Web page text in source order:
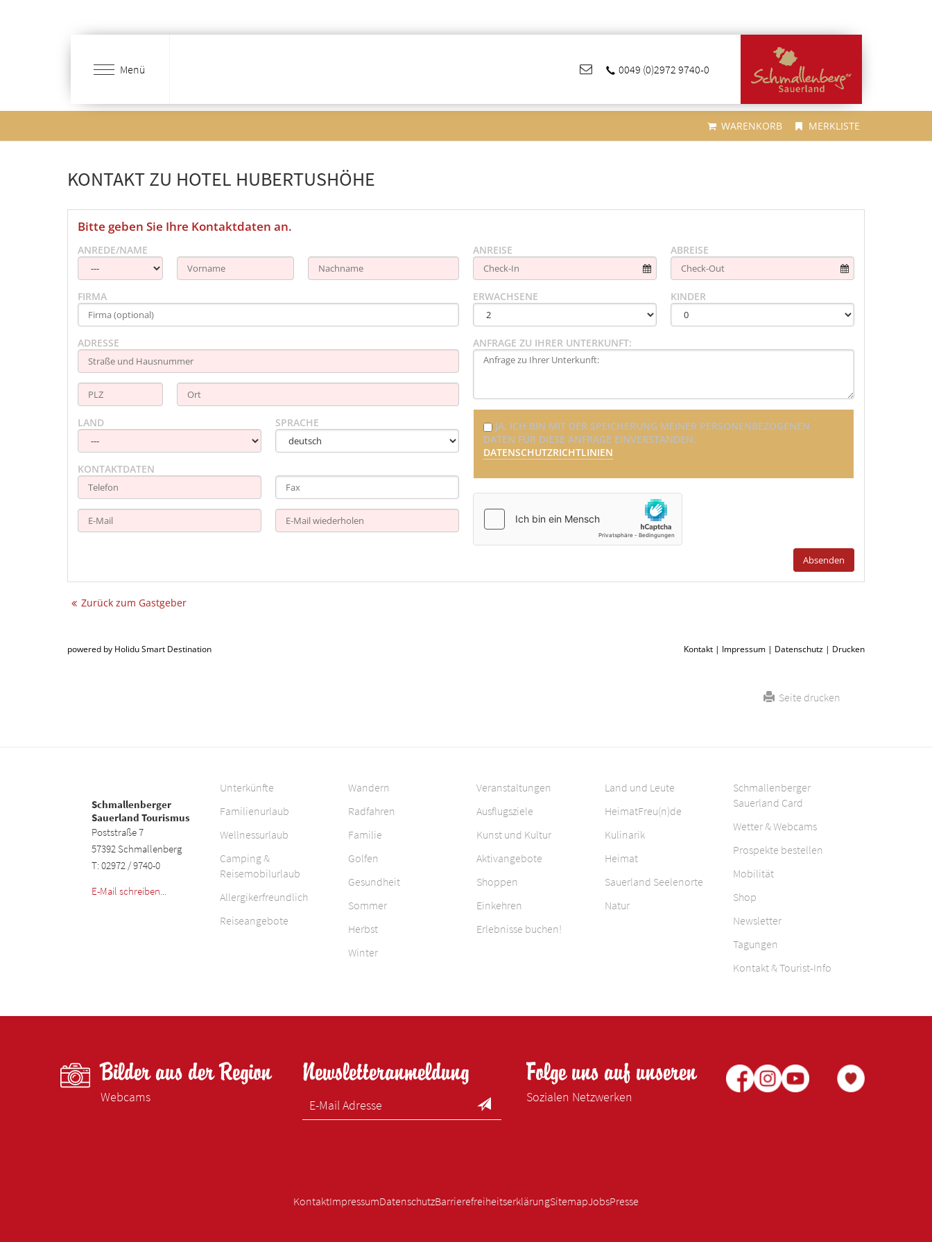
Menü 0049 (0)2972 9740-0
WARENKORB MERKLISTE
KONTAKT ZU HOTEL HUBERTUSHÖHE
Bitte geben Sie Ihre Kontaktdaten an.
ANREDE/NAME
FIRMA
ADRESSE
LAND SPRACHE
KONTAKTDATEN
ANREISE ABREISE
ERWACHSENE KINDER
ANFRAGE ZU IHRER UNTERKUNFT:
JA, ICH BIN MIT DER SPEICHERUNG MEINER PERSONENBEZOGENEN
DATEN FÜR DIESE ANFRAGE EINVERSTANDEN.
DATENSCHUTZRICHTLINIEN
Zurück zum Gastgeber
Kontakt | Impressum | Datenschutz | Drucken
powered by Holidu Smart Destination
Seite drucken
Schmallenberger
Sauerland Tourismus
Poststraße 7
57392 Schmallenberg
T: 02972 / 9740-0
E-Mail schreiben...
Unterkünfte
Familienurlaub
Wellnessurlaub
Camping &
Reisemobilurlaub
Allergikerfreundlich
Reiseangebote
Wandern
Radfahren
Familie
Golfen
Gesundheit
Sommer
Herbst
Winter
Veranstaltungen
Ausflugsziele
Kunst und Kultur
Aktivangebote
Shoppen
Einkehren
Erlebnisse buchen!
Land und Leute
HeimatFreu(n)de
Kulinarik
Heimat
Sauerland Seelenorte
Natur
Schmallenberger
Sauerland Card
Wetter & Webcams
Prospekte bestellen
Mobilität
Shop
Newsletter
Tagungen
Kontakt & Tourist-Info
Bilder aus der Region
Webcams
Newsletteranmeldung Folge uns auf unseren
Sozialen Netzwerken
KontaktImpressumDatenschutzBarrierefreiheitserklärungSitemapJobsPresse